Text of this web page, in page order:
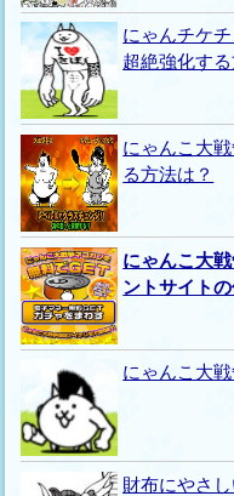
にゃんチケ
超絶強化す
にゃんこ大
る方法は？
にゃんこ大
ントサイト
にゃんこ大
財布にやさ